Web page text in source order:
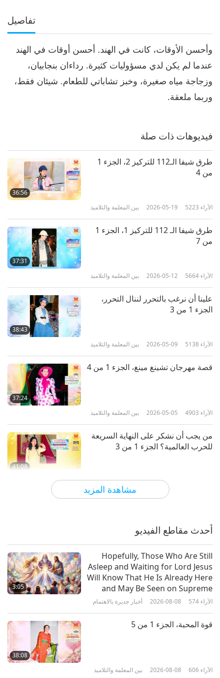
4
33:12
بين المعلمة والتلاميذ 2020-03-21 7976الآراء
حياة الرب مهافيرا: كن دائم التركيز
على الداخل، الجزء 5 من 5،
تفاصيل
وأحسن الأوقات، كانت في الهند. أحسن أوقات في الهند
عندما لم يكن لدي مسؤوليات كثيرة. رداءان بنجابيان،
وزجاجة مياه صغيرة، وخبز تشاباتي للطعام. شيئان فقط،
وربما ملعقة.
مشاهدة المزيد
فيديوهات ذات صلة
36:56
طرق شيفا الـ112 للتركيز 2، الجزء 1
من 4
بين المعلمة والتلاميذ 2026-05-19 5223 الآراء
37:31
طرق شيفا الـ 112 للتركيز 1، الجزء 1
من 7
بين المعلمة والتلاميذ 2026-05-12 5664 الآراء
38:43
علينا أن نرغب بالتحرر لننال التحرر،
الجزء 1 من 3
بين المعلمة والتلاميذ 2026-05-09 5138 الآراء
37:24
قصة مهرجان تشينغ مينغ، الجزء 1 من 4
بين المعلمة والتلاميذ 2026-05-05 4903 الآراء
41:08
من يجب أن نشكر على النهاية السريعة
للحرب العالمية؟ الجزء 1 من 3
بين المعلمة والتلاميذ 2026-05-02
العيش بفرح، الجزء 1 من 7
أحدث مقاطع الفيديو
3:05
Hopefully, Those Who Are Still
Asleep and Waiting for Lord Jesus
Will Know That He Is Already Here
and May Be Seen on Supreme
Master Television
أخبار جديرة بالاهتمام 2026-08-08 574 الآراء
38:08
قوة المحبة، الجزء 1 من 5
بين المعلمة والتلاميذ 2026-08-08 606 الآراء